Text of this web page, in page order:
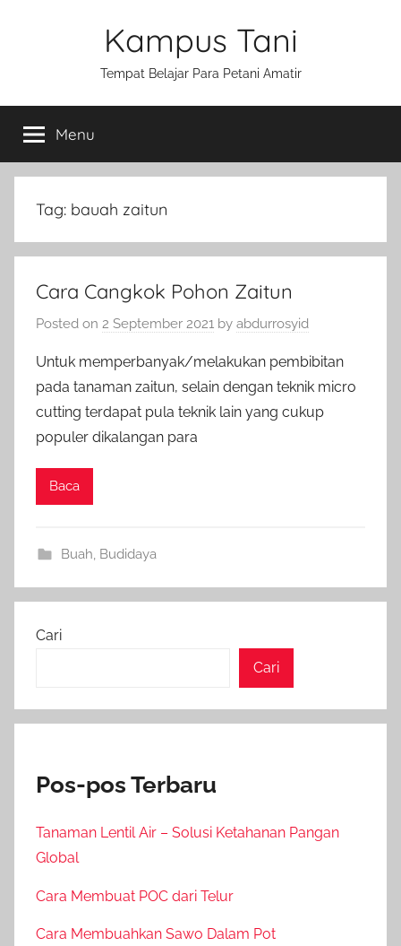
Kampus Tani
Tempat Belajar Para Petani Amatir
Menu
Tag: bauah zaitun
Cara Cangkok Pohon Zaitun
Posted on 2 September 2021 by abdurrosyid
Untuk memperbanyak/melakukan pembibitan
pada tanaman zaitun, selain dengan teknik micro
cutting terdapat pula teknik lain yang cukup
populer dikalangan para
Baca
Buah Budidaya
Cari
Cari
Pos-pos Terbaru
Tanaman Lentil Air – Solusi Ketahanan Pangan
Global
Cara Membuat POC dari Telur
Cara Membuahkan Sawo Dalam Pot